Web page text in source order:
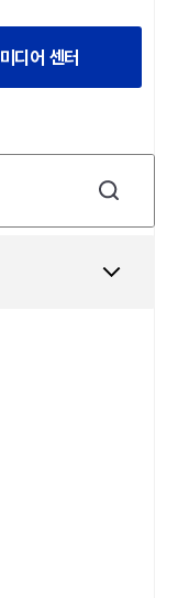
미디어 센터